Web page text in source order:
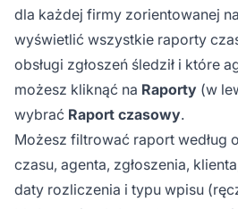
dla każdej firmy zorientowanej
wyświetlić wszystkie raporty
obsługi zgłoszeń śledził i które
możesz kliknąć na Raporty (w
wybrać Raport czasowy.
Możesz filtrować raport według
czasu, agenta, zgłoszenia,
daty rozliczenia i typu wpisu